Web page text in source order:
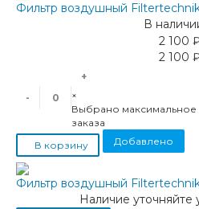
Фильтр воздушный
В
2 100
2 100
-
+
×
Выбрано максимальное
заказа
В корзину
Добавлено
Фильтр воздушный
Наличие